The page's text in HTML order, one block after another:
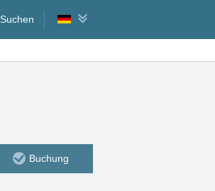
Suchen
Buchung